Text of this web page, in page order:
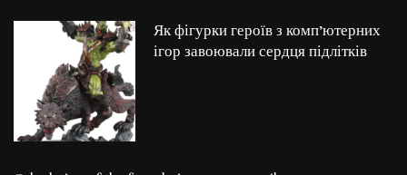
Як фігурки героїв з комп’ютерних
ігор завоювали сердця підлітків